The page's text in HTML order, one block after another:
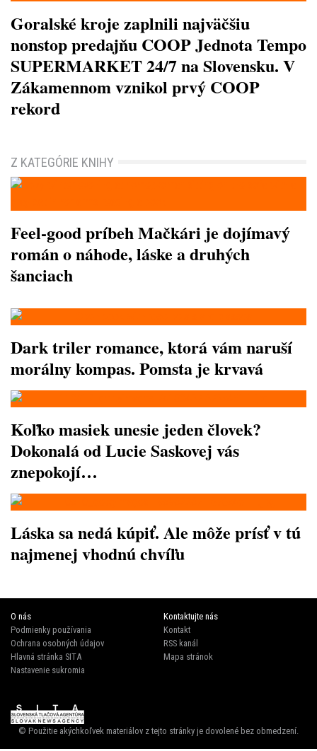
Goralské kroje zaplnili najväčšiu
nonstop predajňu COOP Jednota Tempo
SUPERMARKET 24/7 na Slovensku. V
Zákamennom vznikol prvý COOP
rekord
Z KATEGÓRIE KNIHY
Feel-good príbeh Mačkári je dojímavý
román o náhode, láske a druhých
šanciach
Dark triler romance, ktorá vám naruší
morálny kompas. Pomsta je krvavá
Koľko masiek unesie jeden človek?
Dokonalá od Lucie Saskovej vás
znepokojí…
Láska sa nedá kúpiť. Ale môže prísť v tú
najmenej vhodnú chvíľu
O nás
Podmienky používania
Ochrana osobných údajov
Hlavná stránka SITA
Nastavenie sukromia
Kontaktujte nás
Kontakt
RSS kanál
Mapa stránok
© Použitie akýchkoľvek materiálov z tejto stránky je dovolené bez obmedzení.